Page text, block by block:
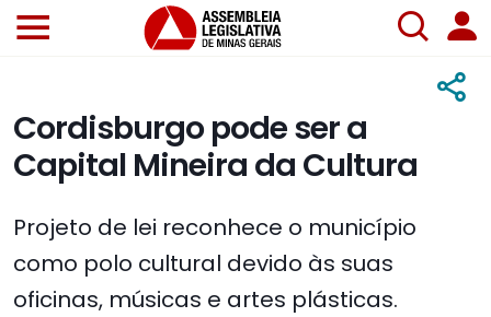
Cordisburgo pode ser a
Capital Mineira da Cultura
Projeto de lei reconhece o município
como polo cultural devido às suas
oficinas, músicas e artes plásticas.